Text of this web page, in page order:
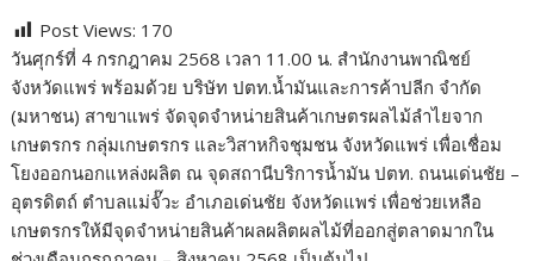
e
b
o
o
k
itt
er
d
di
t
e g
g
er
m
bl
r
er
e
st
p
y
Li
n
k
ar
e
Post Views: 170
วันศุกร์ที่ 4 กรกฎาคม 2568 เวลา 11.00 น. สำนักงานพาณิชย์
จังหวัดแพร่ พร้อมด้วย บริษัท ปตท.น้ำมันและการค้าปลีก จำกัด
(มหาชน) สาขาแพร่ จัดจุดจำหน่ายสินค้าเกษตรผลไม้ลำไยจาก
เกษตรกร กลุ่มเกษตรกร และวิสาหกิจชุมชน จังหวัดแพร่ เพื่อเชื่อม
โยงออกนอกแหล่งผลิต ณ จุดสถานีบริการน้ำมัน ปตท. ถนนเด่นชัย –
อุตรดิตถ์ ตำบลแม่จั๊วะ อำเภอเด่นชัย จังหวัดแพร่ เพื่อช่วยเหลือ
เกษตรกรให้มีจุดจำหน่ายสินค้าผลผลิตผลไม้ที่ออกสู่ตลาดมากใน